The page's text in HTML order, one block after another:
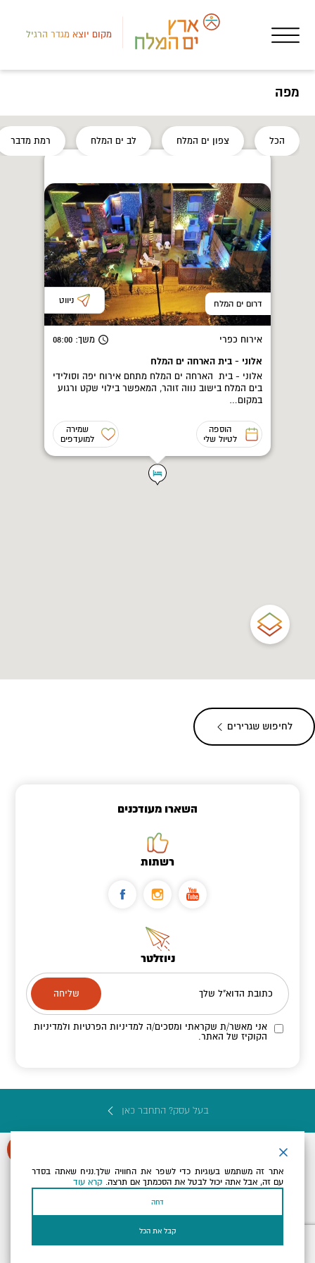
מקום יוצא מגדר הרגיל
מפה
הכל צפון ים המלח לב ים המלח רמת מדבר
דרום ים המלח ניווט
אירוח כפרי משך: 08:00
אלוני - בית הארחה ים המלח
אלוני - בית הארחה ים המלח מתחם אירוח יפה וסולידי
בים המלח בישוב נווה זוהר, המאפשר בילוי שקט ורגוע
במקום…
הוספה
לטיול שלי
שמירה
למועדפים
לחיפוש שגרירים
השארו מעודכנים
רשתות
ניוזלטר
כתובת הדוא"ל שלך
אני מאשר/ת שקראתי ומסכים/הלמדיניות הפרטיות ולמדיניות
הקוקיז של האתר.
בעל עסק? התחבר כאן
כל הזכויות שמורות לארץ ים המלח ©
אתר זה משתמש בעוגיות כדי לשפר את החוויה שלך.נניח שאתה בסדר
עם זה, אבל אתה יכול לבטל את הסכמתך אם תרצה. קרא עוד
דחה
קבל את הכל